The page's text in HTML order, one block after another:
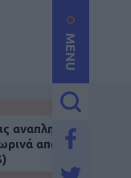
MENU
αναπληρωτών:
αποτελέσματα